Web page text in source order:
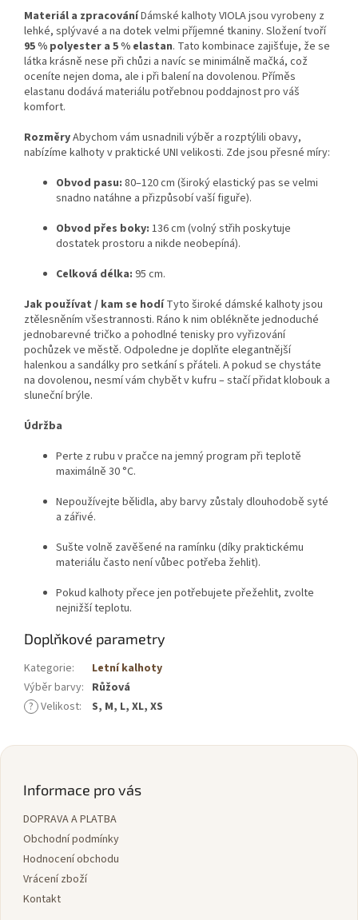
Materiál a zpracováníDámské kalhoty VIOLA jsou vyrobeny z
lehké, splývavé a na dotek velmi příjemné tkaniny. Složení tvoří
95 % polyester a 5 % elastan. Tato kombinace zajišťuje, že se
látka krásně nese při chůzi a navíc se minimálně mačká, což
oceníte nejen doma, ale i při balení na dovolenou. Příměs
elastanu dodává materiálu potřebnou poddajnost pro váš
komfort.
RozměryAbychom vám usnadnili výběr a rozptýlili obavy,
nabízíme kalhoty v praktické UNI velikosti. Zde jsou přesné míry:
Obvod pasu: 80–120 cm (široký elastický pas se velmi
snadno natáhne a přizpůsobí vaší figuře).
Obvod přes boky: 136 cm (volný střih poskytuje
dostatek prostoru a nikde neobepíná).
Celková délka: 95 cm.
Jak používat / kam se hodíTyto široké dámské kalhoty jsou
ztělesněním všestrannosti. Ráno k nim oblékněte jednoduché
jednobarevné tričko a pohodlné tenisky pro vyřizování
pochůzek ve městě. Odpoledne je doplňte elegantnější
halenkou a sandálky pro setkání s přáteli. A pokud se chystáte
na dovolenou, nesmí vám chybět v kufru – stačí přidat klobouk a
sluneční brýle.
Údržba
Perte z rubu v pračce na jemný program při teplotě
maximálně 30 °C.
Nepoužívejte bělidla, aby barvy zůstaly dlouhodobě syté
a zářivé.
Sušte volně zavěšené na ramínku (díky praktickému
materiálu často není vůbec potřeba žehlit).
Pokud kalhoty přece jen potřebujete přežehlit, zvolte
nejnižší teplotu.
Doplňkové parametry
Kategorie:
Letní kalhoty
Výběr barvy: Růžová
? Velikost: S, M, L, XL, XS
Z
Informace pro vás
DOPRAVA A PLATBA
Obchodní podmínky
Hodnocení obchodu
Vrácení zboží
Kontakt